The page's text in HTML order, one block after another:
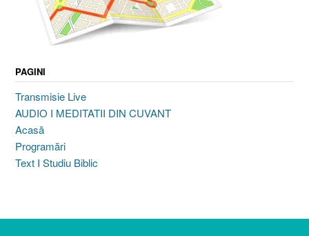
PAGINI
Transmisie Live
AUDIO I MEDITATII DIN CUVANT
Acasă
Programări
Text I Studiu Biblic